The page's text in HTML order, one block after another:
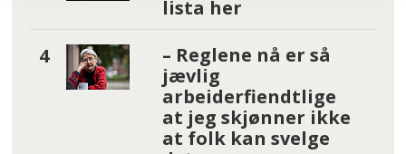
lista her
– Reglene nå er så
jævlig
arbeiderfiendtlige
at jeg skjønner ikke
at folk kan svelge